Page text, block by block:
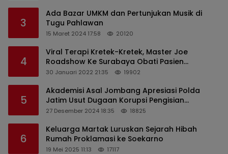
3
Ada Bazar UMKM dan Pertunjukan Musik di
Tugu Pahlawan
15 Maret 2024 17:58 20120
4
Viral Terapi Kretek-Kretek, Master Joe
Roadshow Ke Surabaya Obati Pasien
Sekaligus Edukasi Masyarakat
30 Januari 2022 21:35 19902
5
Akademisi Asal Jombang Apresiasi Polda
Jatim Usut Dugaan Korupsi Pengisian
Perangkat Desa di Kediri
27 Desember 2024 18:35 18825
6
Keluarga Martak Luruskan Sejarah Hibah
Rumah Proklamasi ke Soekarno
19 Mei 2025 11:13 17117